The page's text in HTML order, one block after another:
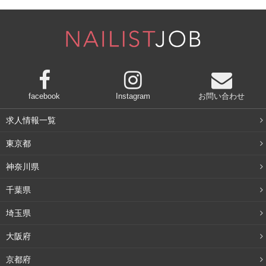
ーヒーを探して検索したら「カフェインレス」のコーヒー
がよく分かります。
妊娠中の人などで、カフェインを摂りたくない人は購入の
際は気をつけましょう。
では、ノンカフェインのコーヒーはないものの、ノンカフ
ェインの飲み物は数多く存在します。基本的には上で説明
・麦茶
facebook Instagram お問い合わせ
求人情報一覧
東京都
神奈川県
千葉県
埼玉県
大阪府
京都府